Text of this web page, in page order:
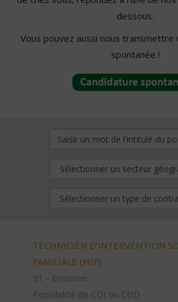
dessous.
Vous pouvez aussi nous transmettre
spontanée !
TECHNICIEN D’INTERVENTION
FAMILIALE (H/F)
91 - Essonne
Possibilité de CDI ou CDD